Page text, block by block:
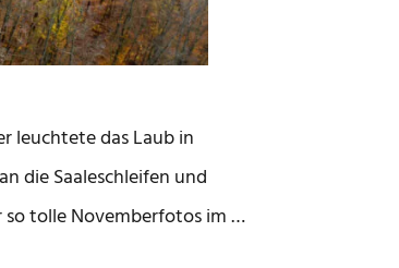
leuchtete das Laub in
die Saaleschleifen und
so tolle Novemberfotos im …